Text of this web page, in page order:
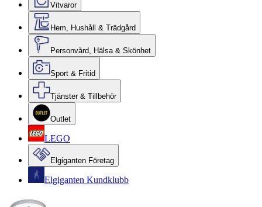
Vitvaror
Hem, Hushåll & Trädgård
Personvård, Hälsa & Skönhet
Sport & Fritid
Tjänster & Tillbehör
Outlet
LEGO
Elgiganten Företag
Elgiganten Kundklubb